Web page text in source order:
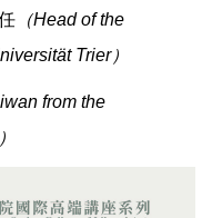
（Head of the
Trier）
from the